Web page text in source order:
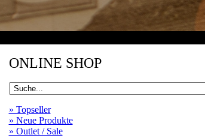
ONLINE SHOP
» Topseller
» Neue Produkte
» Outlet / Sale